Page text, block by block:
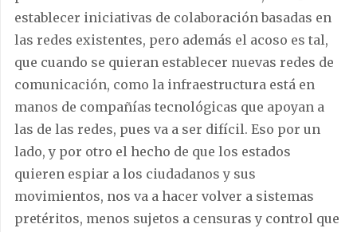
establecer iniciativas de colaboración basadas en
las redes existentes, pero además el acoso es tal,
que cuando se quieran establecer nuevas redes de
comunicación, como la infraestructura está en
manos de compañías tecnológicas que apoyan a
las de las redes, pues va a ser difícil. Eso por un
lado, y por otro el hecho de que los estados
quieren espiar a los ciudadanos y sus
movimientos, nos va a hacer volver a sistemas
pretéritos, menos sujetos a censuras y control que